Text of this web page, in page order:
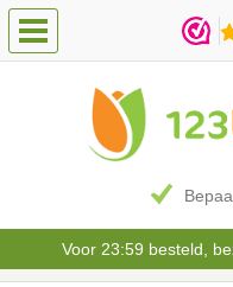
Voor 23:59 besteld,